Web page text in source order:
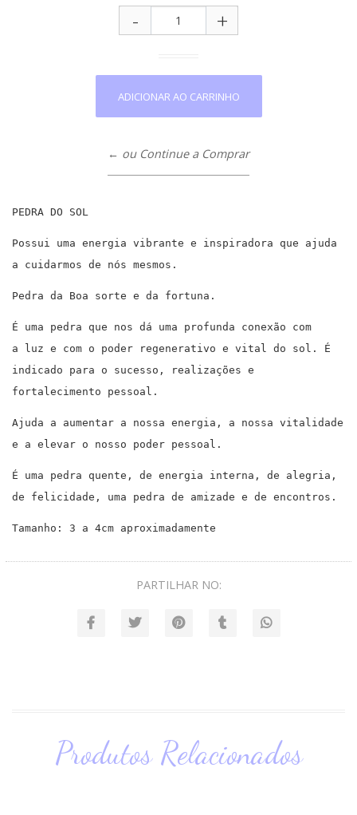
+
-
← ou Continue a Comprar
PEDRA DO SOL
Possui uma energia vibrante e inspiradora que ajuda
a cuidarmos de nós mesmos.
Pedra da Boa sorte e da fortuna.
É uma pedra que nos dá uma profunda conexão com
a luz e com o poder regenerativo e vital do sol. É
indicado para o sucesso, realizações e
fortalecimento pessoal.
Ajuda a aumentar a nossa energia, a nossa vitalidade
e a elevar o nosso poder pessoal.
É uma pedra quente, de energia interna, de alegria,
de felicidade, uma pedra de amizade e de encontros.
Tamanho: 3 a 4cm aproximadamente
PARTILHAR NO:
Produtos Relacionados